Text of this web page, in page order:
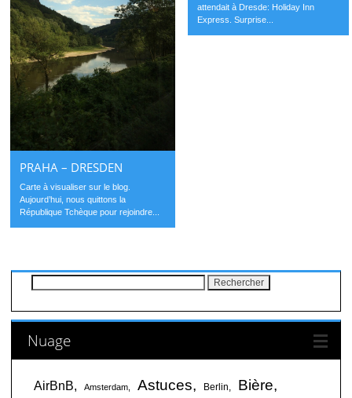
attendait à Dresde: Holiday Inn
Express. Surprise...
PRAHA – DRESDEN
Carte à visualiser sur le blog.
Aujourd’hui, nous quittons la
République Tchèque pour rejoindre...
Nuage
AirBnB Amsterdam Astuces Berlin Bière